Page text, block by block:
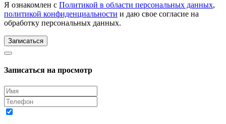
Я ознакомлен с Политикой в области персональных данных,
политикой конфиденциальности и даю свое согласие на
обработку персональных данных.
Записаться
Записаться на просмотр